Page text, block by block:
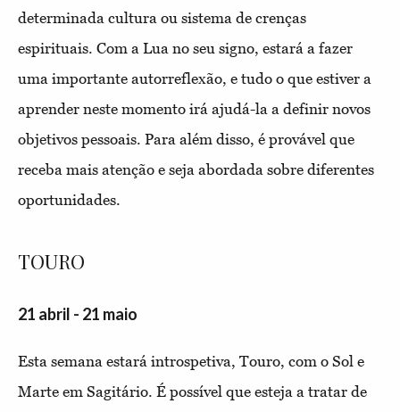
determinada cultura ou sistema de crenças
espirituais. Com a Lua no seu signo, estará a fazer
uma importante autorreflexão, e tudo o que estiver a
aprender neste momento irá ajudá-la a definir novos
objetivos pessoais. Para além disso, é provável que
receba mais atenção e seja abordada sobre diferentes
oportunidades.
TOURO
21 abril - 21 maio
Esta semana estará introspetiva, Touro, com o Sol e
Marte em Sagitário. É possível que esteja a tratar de